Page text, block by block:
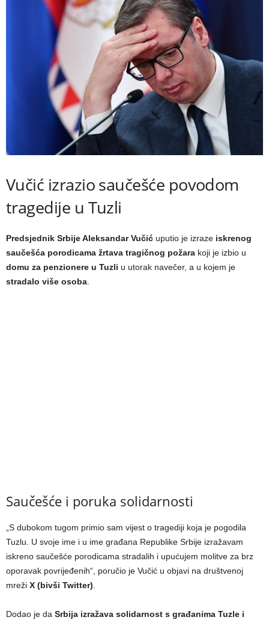
Vučić izrazio saučešće povodom
tragedije u Tuzli
Predsjednik Srbije Aleksandar Vučić uputio je izraze iskrenog
saučešća porodicama žrtava tragičnog požara koji je izbio u
domu za penzionere u Tuzli u utorak navečer, a u kojem je
stradalo više osoba
Saučešće i poruka solidarnosti
„S dubokom tugom primio sam vijest o tragediji koja je pogodila
Tuzlu. U svoje ime i u ime građana Republike Srbije izražavam
iskreno saučešće porodicama stradalih i upućujem molitve za brz
oporavak povrijeđenih“, poručio je Vučić u objavi na društvenoj
mreži X (bivši Twitter)
Dodao je da Srbija izražava solidarnost s građanima Tuzle i